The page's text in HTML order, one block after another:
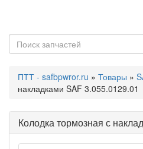
ПТТ - safbpwror.ru » Товары »
накладками SAF 3.055.0129.01
Колодка тормозная с